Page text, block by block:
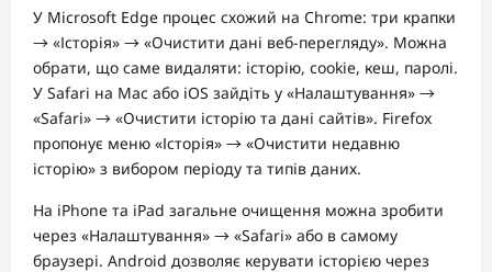
У Microsoft Edge процес схожий на Chrome: три крапки
→ «Історія» → «Очистити дані веб-перегляду». Можна
обрати, що саме видаляти: історію, cookie, кеш, паролі.
У Safari на Mac або iOS зайдіть у «Налаштування» →
«Safari» → «Очистити історію та дані сайтів». Firefox
пропонує меню «Історія» → «Очистити недавню
історію» з вибором періоду та типів даних.
На iPhone та iPad загальне очищення можна зробити
через «Налаштування» → «Safari» або в самому
браузері. Android дозволяє керувати історією через